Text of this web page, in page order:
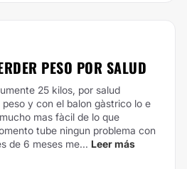
PESO POR SALUD
25 kilos, por salud
y con el balon gàstrico lo e
mas fàcil de lo que
tube ningun problema con
de 6 meses me... Leer más